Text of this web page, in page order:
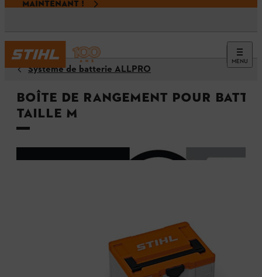
MAINTENANT !
MENU
Système de batterie ALLPRO
Boîte de rangement pour
taille M